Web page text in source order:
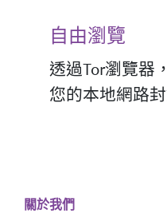
自由瀏覽
透過Tor瀏覽器
您的本地網路
關於我們